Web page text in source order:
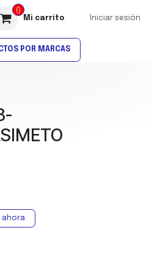
0
Mi carrito Iniciar sesión
POR MARCAS
ahora